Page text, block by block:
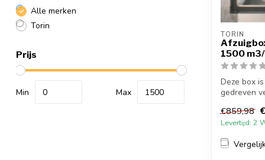
Alle merken
Torin
Prijs
Min Max
TORIN
1500
Deze box
gedreven
€859,98
Levertijd: 2